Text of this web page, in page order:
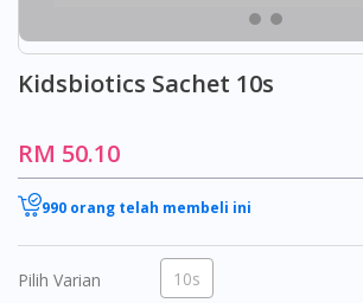
Kidsbiotics Sachet 10s
RM 50.10
990 orang telah membeli ini
Pilih Varian 10s